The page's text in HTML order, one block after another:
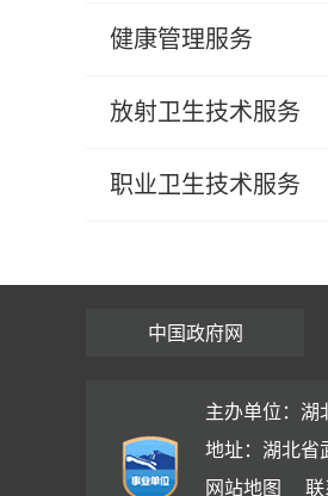
健康管理服务
放射卫生技术服务
职业卫生技术服务
中国政府网
主办单位：湖
地址：湖北省
网站地图